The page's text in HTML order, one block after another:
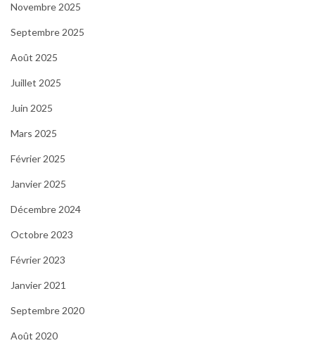
Novembre 2025
Septembre 2025
Août 2025
Juillet 2025
Juin 2025
Mars 2025
Février 2025
Janvier 2025
Décembre 2024
Octobre 2023
Février 2023
Janvier 2021
Septembre 2020
Août 2020